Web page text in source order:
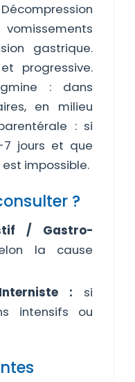
gastrique.
progressive.
: dans
en milieu
: si
jours et que
impossible.
?
/ Gastro-
la cause
: si
intensifs ou